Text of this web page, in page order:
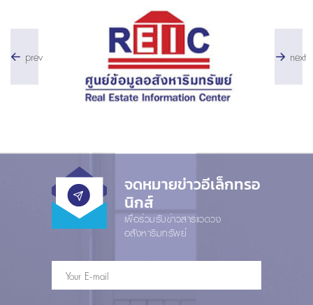
prev next
จดหมายข่าวอีเล็กทรอ
นิกส์
เพื่อร่วมรับข่าวสารแวดวง
อสังหาริมทรัพย์